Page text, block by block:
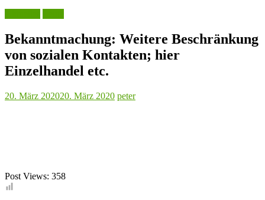
Bekanntmachung: Weitere Beschränkung
von sozialen Kontakten; hier
Einzelhandel etc.
20. März 202020. März 2020 peter
Post Views: 358